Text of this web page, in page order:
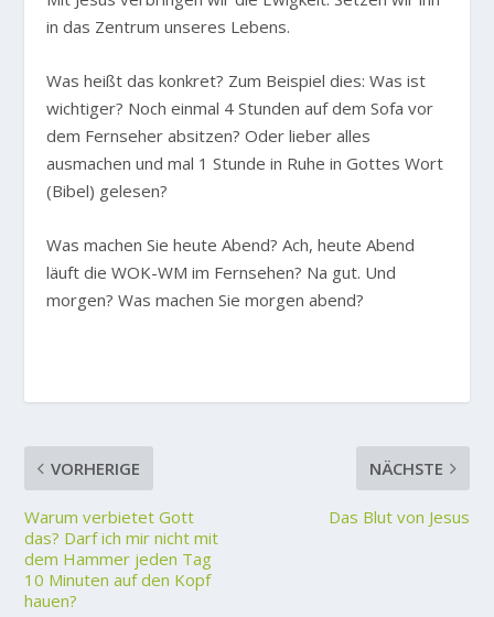
in das Zentrum unseres Lebens.
Was heißt das konkret? Zum Beispiel dies: Was ist
wichtiger? Noch einmal 4 Stunden auf dem Sofa vor
dem Fernseher absitzen? Oder lieber alles
ausmachen und mal 1 Stunde in Ruhe in Gottes Wort
(Bibel) gelesen?
Was machen Sie heute Abend? Ach, heute Abend
läuft die WOK-WM im Fernsehen? Na gut. Und
morgen? Was machen Sie morgen abend?
VORHERIGE
Warum verbietet Gott
das? Darf ich mir nicht mit
dem Hammer jeden Tag
10 Minuten auf den Kopf
hauen?
NÄCHSTE
Das Blut von Jesus